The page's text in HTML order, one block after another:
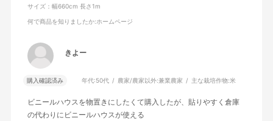
サイズ：幅660cm 長さ1m
何で商品を知りましたか:ホームページ
きよー
購入確認済み 年代:50代 農家/農家以外:兼業農家 主な栽培作物:米
ビニールハウスを物置きにしたくて購入したが、貼りやすく倉庫
の代わりにビニールハウスが使える